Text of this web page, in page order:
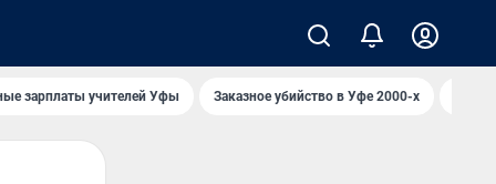
зарплаты учителей Уфы Заказное убийство в Уфе 2000-х